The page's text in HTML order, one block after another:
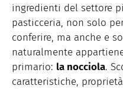
ingredienti del settore
pasticceria, non solo
conferire, ma anche e
naturalmente
primario: la nocciola.
caratteristiche,